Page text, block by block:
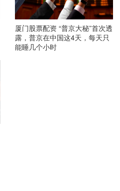
厦门股票配资 “普京大秘”首次透
露，普京在中国这4天，每天只
能睡几个小时